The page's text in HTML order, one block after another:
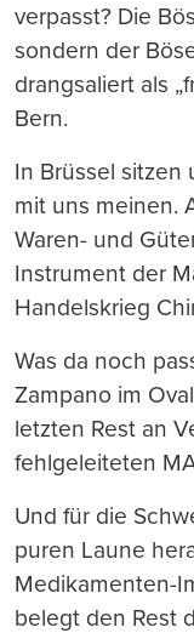
verpasst? Die
sondern der
drangsaliert als
Bern.
In Brüssel sitzen
mit uns meinen.
Waren- und
Instrument der
Handelskrieg
Was da noch
Zampano im
letzten Rest an
fehlgeleiteten
Und für die
puren Laune
Medikamenten-
belegt den Rest